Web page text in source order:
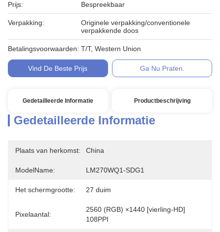
Prijs: Bespreekbaar
Verpakking:
Originele verpakking/conventionele
verpakkende doos
Betalingsvoorwaarden: T/T, Western Union
Vind De Beste Prijs Ga Nu Praten.
Gedetailleerde Informatie Productbeschrijving
Gedetailleerde Informatie
Plaats van herkomst: China
ModelName: LM270WQ1-SDG1
Het schermgrootte: 27 duim
Pixelaantal:
2560 (RGB) ×1440 [vierling-HD]
108PPI